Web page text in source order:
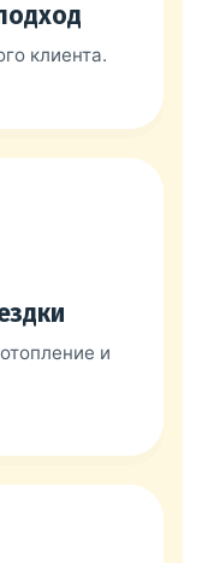
клиента.
и